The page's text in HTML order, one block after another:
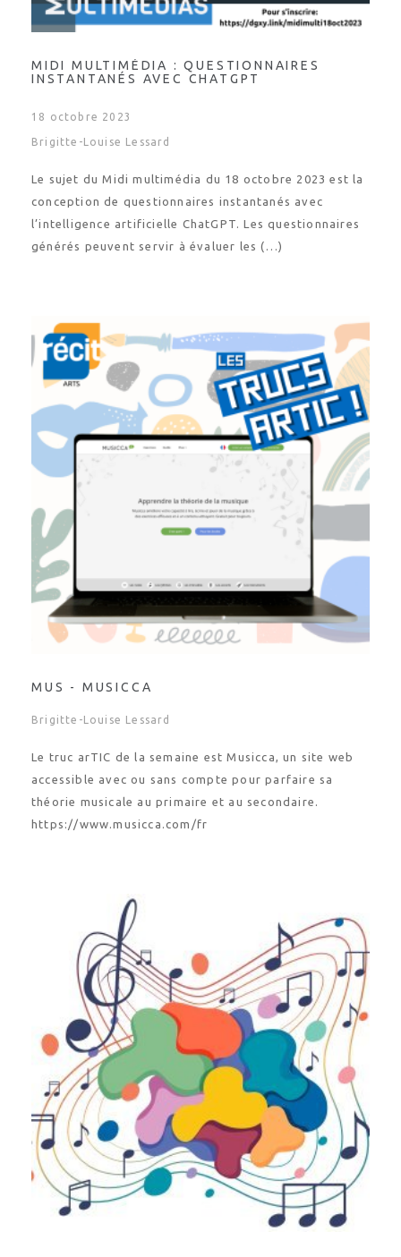
MIDI MULTIMÉDIA : QUESTIONNAIRES
INSTANTANÉS AVEC CHATGPT
18 octobre 2023
Brigitte-Louise Lessard
Le sujet du Midi multimédia du 18 octobre 2023 est la
conception de questionnaires instantanés avec
l’intelligence artificielle ChatGPT. Les questionnaires
générés peuvent servir à évaluer les (…)
MUS - MUSICCA
Brigitte-Louise Lessard
Le truc arTIC de la semaine est Musicca, un site web
accessible avec ou sans compte pour parfaire sa
théorie musicale au primaire et au secondaire.
https://www.musicca.com/fr